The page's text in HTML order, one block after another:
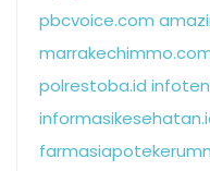
pbcvoice.com
polrestoba.id